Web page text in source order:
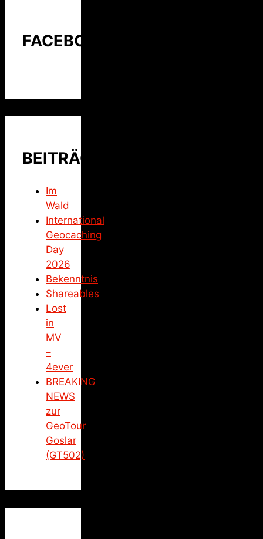
FACEBOOK
BEITRÄGE
Im
Wald
International
Geocaching
Day
2026
Bekenntnis
Shareables
Lost
in
MV
–
4ever
BREAKING
NEWS
zur
GeoTour
Goslar
(GT502)